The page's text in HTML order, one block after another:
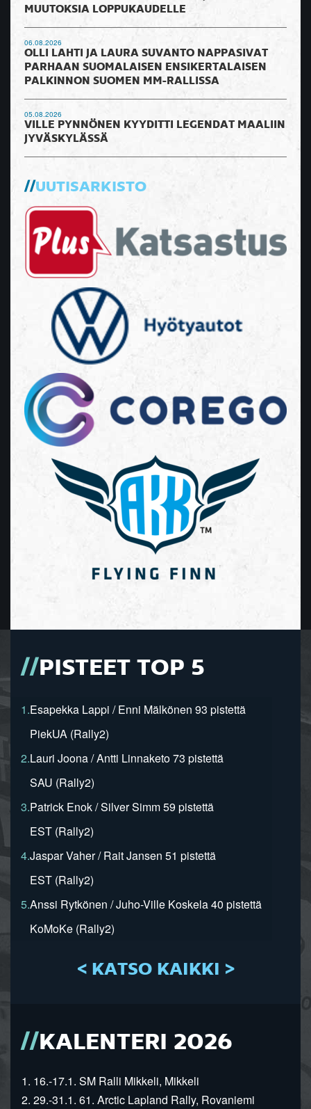
MUUTOKSIA LOPPUKAUDELLE
06.08.2026
OLLI LAHTI JA LAURA SUVANTO NAPPASIVAT
PARHAAN SUOMALAISEN ENSIKERTALAISEN
PALKINNON SUOMEN MM-RALLISSA
05.08.2026
VILLE PYNNÖNEN KYYDITTI LEGENDAT MAALIIN
JYVÄSKYLÄSSÄ
UUTISARKISTO
PISTEET TOP 5
1.Esapekka Lappi / Enni Mälkönen 93 pistettä
PiekUA (Rally2)
2.Lauri Joona / Antti Linnaketo 73 pistettä
SAU (Rally2)
3.Patrick Enok / Silver Simm 59 pistettä
EST (Rally2)
4.Jaspar Vaher / Rait Jansen 51 pistettä
EST (Rally2)
5.Anssi Rytkönen / Juho-Ville Koskela 40 pistettä
KoMoKe (Rally2)
< KATSO KAIKKI >
KALENTERI 2026
1. 16.-17.1. SM Ralli Mikkeli, Mikkeli
2. 29.-31.1. 61. Arctic Lapland Rally, Rovaniemi